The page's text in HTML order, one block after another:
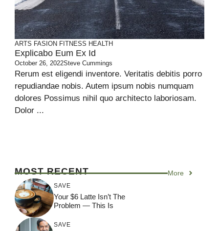
ARTS FASION FITNESS HEALTH
Explicabo Eum Ex Id
October 26, 2022Steve Cummings
Rerum est eligendi inventore. Veritatis debitis porro
repudiandae nobis. Autem ipsum nobis numquam
dolores Possimus nihil quo architecto laboriosam.
Dolor ...
MOST RECENT More
SAVE
Your $6 Latte Isn’t The
Problem — This Is
SAVE